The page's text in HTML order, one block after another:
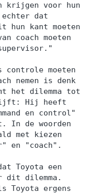
krijgen voor hun
dat
hun kant moeten
coach moeten
controle moeten
nemen is denk
het dilemma tot
Hij heeft
en control"
In de woorden
met kiezen
en "coach".
Toyota een
dit dilemma.
Toyota ergens